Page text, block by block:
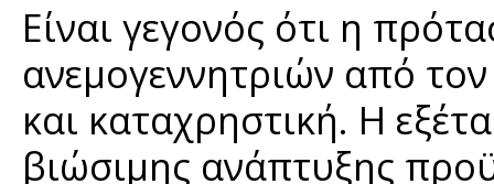
Είναι γεγονός ότι η
ανεμογεννητριών από
και καταχρηστική. Η
βιώσιμης ανάπτυξης